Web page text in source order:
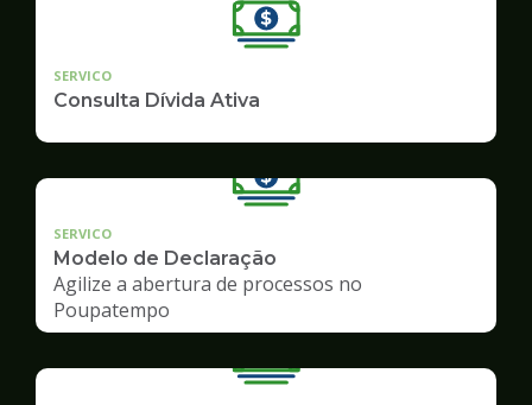
SERVICO
Consulta Dívida Ativa
SERVICO
Modelo de Declaração
Agilize a abertura de processos no
Poupatempo